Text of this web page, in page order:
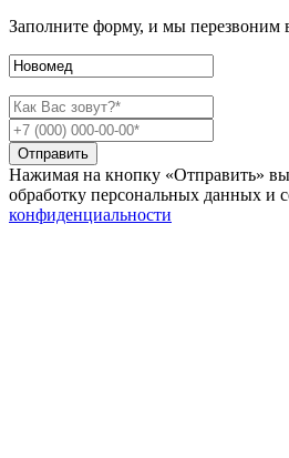
Заполните форму, и мы перезвоним
Отправить
Нажимая на кнопку «Отправить» вы
обработку персональных данных и
конфиденциальности